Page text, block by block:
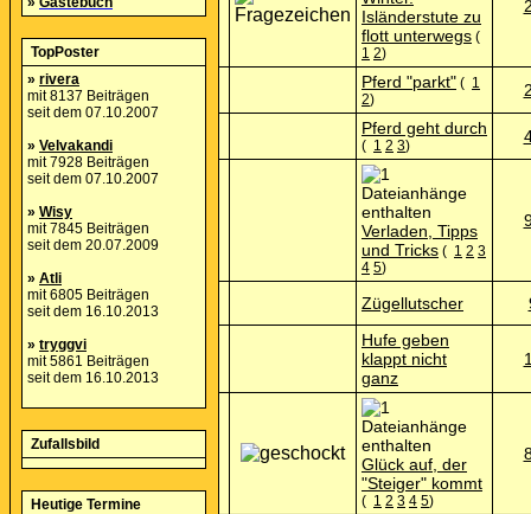
TopPoster
» rivera
mit 8137 Beiträgen
seit dem 07.10.2007
» Velvakandi
mit 7928 Beiträgen
seit dem 07.10.2007
» Wisy
mit 7845 Beiträgen
seit dem 20.07.2009
» Atli
mit 6805 Beiträgen
seit dem 16.10.2013
» tryggvi
mit 5861 Beiträgen
seit dem 16.10.2013
Zufallsbild
Heutige Termine
Isländerstute zu
flott unterwegs (
1 2)
Pferd "parkt" ( 1
2)
Pferd geht durch
( 1 2 3)
Verladen, Tipps
und Tricks ( 1 2 3
4 5)
Zügellutscher
Hufe geben
klappt nicht
ganz
Glück auf, der
"Steiger" kommt
( 1 2 3 4 5)